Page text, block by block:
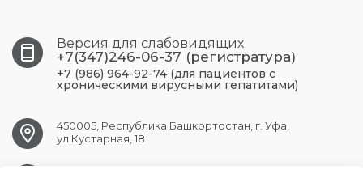
Версия для слабовидящих
+7(347)246-06-37 (регистратура)
+7 (986) 964-92-74 (для пациентов с
хроническими вирусными гепатитами)
450005, Республика Башкортостан, г. Уфа,
ул.Кустарная, 18